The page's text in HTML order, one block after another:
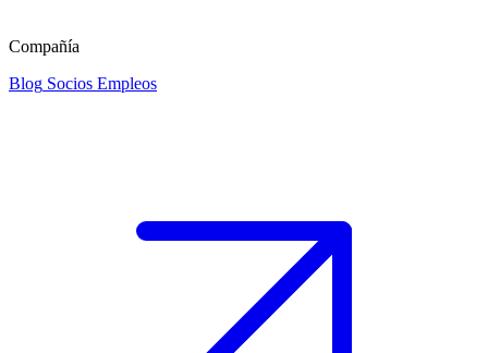
Compañía
Blog Socios Empleos